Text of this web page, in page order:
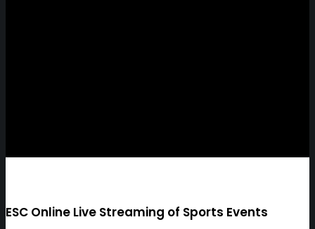
ESC Online Live Streaming of Sports Events